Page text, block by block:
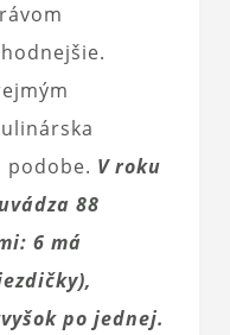
podobe. V roku
88
6 má
po jednej.